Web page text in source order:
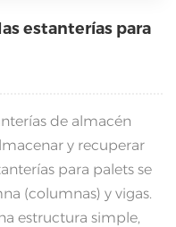
estanterías para
de almacén
y recuperar
para palets se
(columnas) y vigas.
estructura simple,